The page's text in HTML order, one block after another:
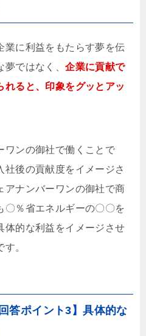
業に利益をもたらす夢を伝
夢ではなく、企業に貢献で
れると、印象をグッとアッ
ワンの御社で働くことで
後の貢献度をイメージさ
アナンバーワンの御社で商
〇％省エネルギーの〇〇を
体的な利益をイメージさせ
。
答ポイント3】具体的な